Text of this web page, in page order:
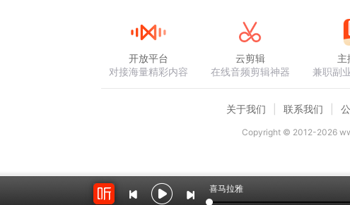
喜马拉雅
开放平台
对接海量精彩内容
云剪辑
在线音频剪辑神器
主
兼职副
关于我们 联系我们
Copyright © 2012-2026